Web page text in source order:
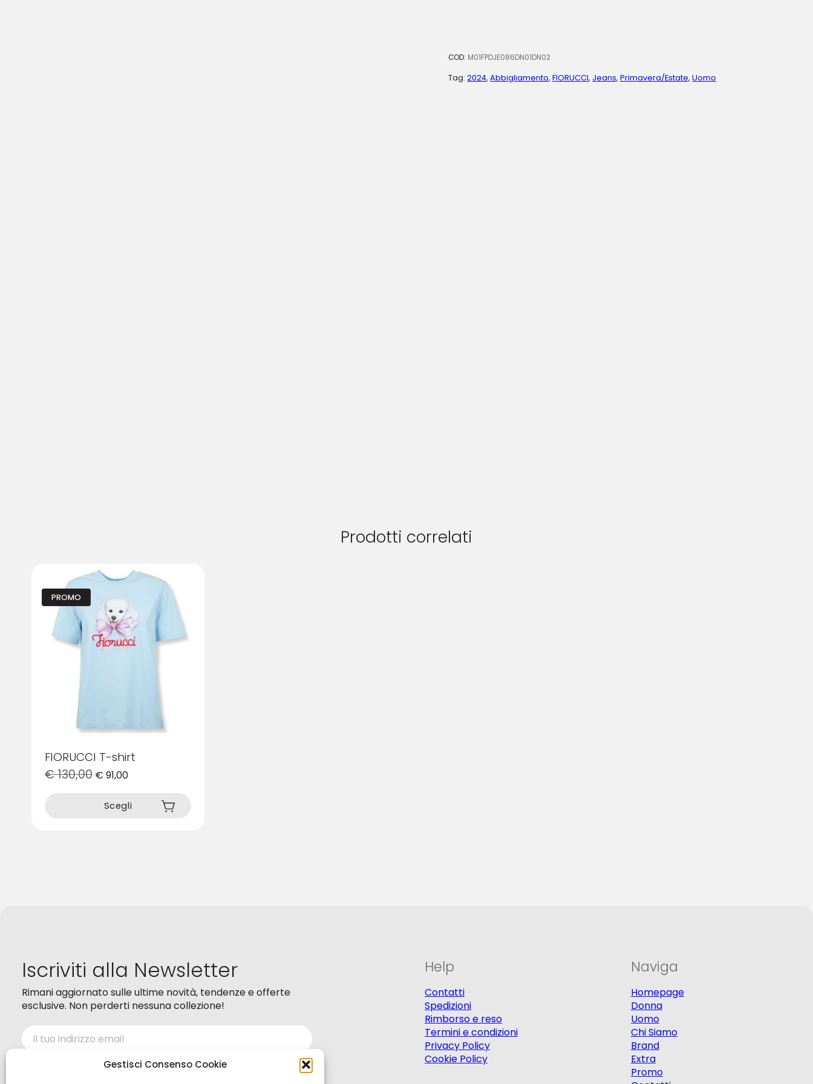
Gestisci Consenso Cookie
COD: M01FPDJE086DN01DN02
Tag:2024,Abbigliamento,FIORUCCI, Jeans,Primavera/Estate,Uomo
Prodotti correlati
PROMO
FIORUCCI T-shirt
€130,00 € 91,00
Scegli
Iscriviti alla Newsletter
Rimani aggiornato sulle ultime novità, tendenze e offerte
esclusive. Non perderti nessuna collezione!
Ho letto ed accetto i termini della Privacy policy
Help
Contatti
Spedizioni
Rimborso e reso
Termini e condizioni
Privacy Policy
Cookie Policy
Naviga
Homepage
Donna
Uomo
Chi Siamo
Brand
Extra
Promo